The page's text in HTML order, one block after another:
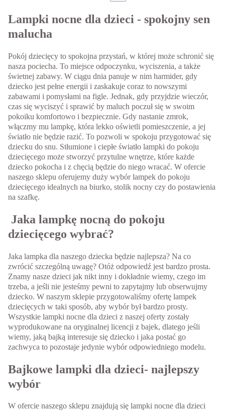
Lampki nocne dla dzieci - spokojny sen
malucha
Pokój dziecięcy to spokojna przystań, w której może schronić się
nasza pociecha. To miejsce odpoczynku, wyciszenia, a także
świetnej zabawy. W ciągu dnia panuje w nim harmider, gdy
dziecko jest pełne energii i zaskakuje coraz to nowszymi
zabawami i pomysłami na figle. Jednak, gdy przyjdzie wieczór,
czas się wyciszyć i sprawić by maluch poczuł się w swoim
pokoiku komfortowo i bezpiecznie. Gdy nastanie zmrok,
włączmy mu lampkę, która lekko oświetli pomieszczenie, a jej
światło nie będzie razić. To pozwoli w spokoju przygotować się
dziecku do snu. Stłumione i ciepłe światło lampki do pokoju
dziecięcego może stworzyć przytulne wnętrze, które każde
dziecko pokocha i z chęcią będzie do niego wracać. W ofercie
naszego sklepu oferujemy duży wybór lampek do pokoju
dziecięcego idealnych na biurko, stolik nocny czy do postawienia
na szafkę.
Jaka lampkę nocną do pokoju
dziecięcego wybrać?
Jaka lampka dla naszego dziecka będzie najlepsza? Na co
zwrócić szczególną uwagę? Otóż odpowiedź jest bardzo prosta.
Znamy nasze dzieci jak nikt inny i dokładnie wiemy, czego im
trzeba, a jeśli nie jesteśmy pewni to zapytajmy lub obserwujmy
dziecko. W naszym sklepie przygotowaliśmy ofertę lampek
dziecięcych w taki sposób, aby wybór był bardzo prosty.
Wszystkie lampki nocne dla dzieci z naszej oferty zostały
wyprodukowane na oryginalnej licencji z bajek, dlatego jeśli
wiemy, jaką bajką interesuje się dziecko i jaka postać go
zachwyca to pozostaje jedynie wybór odpowiedniego modelu.
Bajkowe lampki dla dzieci- najlepszy
wybór
W ofercie naszego sklepu znajdują się lampki nocne dla dzieci